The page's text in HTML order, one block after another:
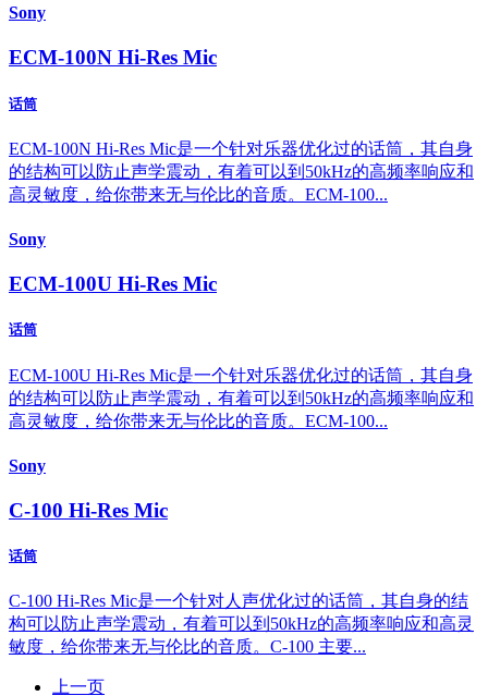
Sony
ECM-100N Hi-Res Mic
话筒
ECM-100N Hi-Res Mic是一个针对乐器优化过的话筒，其自身
的结构可以防止声学震动，有着可以到50kHz的高频率响应和
高灵敏度，给你带来无与伦比的音质。ECM-100...
Sony
ECM-100U Hi-Res Mic
话筒
ECM-100U Hi-Res Mic是一个针对乐器优化过的话筒，其自身
的结构可以防止声学震动，有着可以到50kHz的高频率响应和
高灵敏度，给你带来无与伦比的音质。ECM-100...
Sony
C-100 Hi-Res Mic
话筒
C-100 Hi-Res Mic是一个针对人声优化过的话筒，其自身的结
构可以防止声学震动，有着可以到50kHz的高频率响应和高灵
敏度，给你带来无与伦比的音质。C-100 主要...
上一页